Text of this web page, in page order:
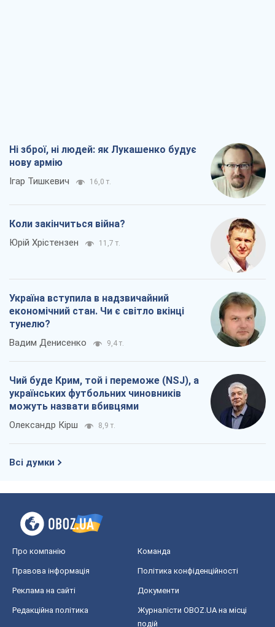
Ні зброї, ні людей: як Лукашенко будує
нову армію
Ігар Тишкевич 16,0 т.
Коли закінчиться війна?
Юрій Хрістензен 11,7 т.
Україна вступила в надзвичайний
економічний стан. Чи є світло вкінці
тунелю?
Вадим Денисенко 9,4 т.
Чий буде Крим, той і переможе (NSJ), а
українських футбольних чиновників
можуть назвати вбивцями
Олександр Кірш 8,9 т.
Всі думки
Про компанію Команда
Правова інформація Політика конфіденційності
Реклама на сайті Документи
Редакційна політика
Журналісти OBOZ.UA на місці
подій